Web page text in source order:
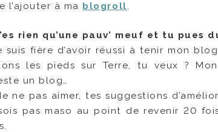
l’ajouter à ma blogroll.
rien qu’une pauv’ meuf et tu pues
fière d’avoir réussi à tenir mon
les pieds sur Terre, tu veux ?
un blog…
ne pas aimer, tes suggestions
pas maso au point de revenir 20